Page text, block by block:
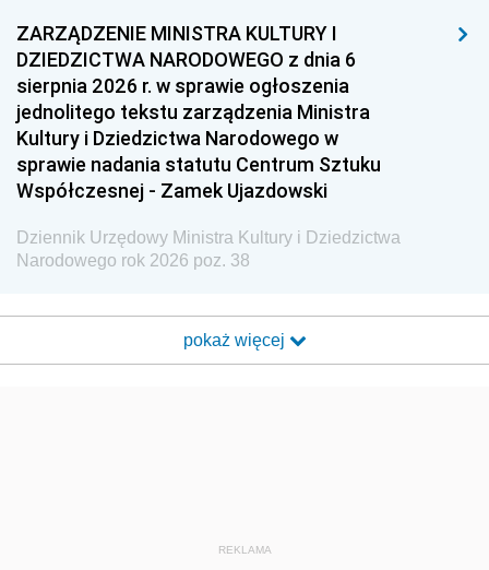
ZARZĄDZENIE MINISTRA KULTURY I
DZIEDZICTWA NARODOWEGO z dnia 6
sierpnia 2026 r. w sprawie ogłoszenia
jednolitego tekstu zarządzenia Ministra
Kultury i Dziedzictwa Narodowego w
sprawie nadania statutu Centrum Sztuku
Współczesnej - Zamek Ujazdowski
Dziennik Urzędowy Ministra Kultury i Dziedzictwa
Narodowego rok 2026 poz. 38
pokaż więcej
REKLAMA